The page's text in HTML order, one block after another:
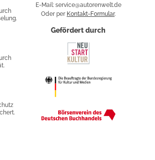
E-Mail: service@autorenwelt.de
Oder per Kontakt-Formular.
Gefördert durch